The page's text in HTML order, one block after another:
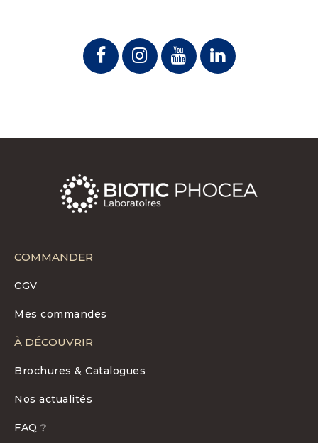
COMMANDER
CGV
Mes commandes
À DÉCOUVRIR
Brochures & Catalogues
Nos actualités
FAQ ❔